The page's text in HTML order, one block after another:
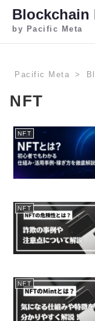
Blockchain
by Pacific Meta
Pacific Meta
NFT
NFT
NFT
NFT